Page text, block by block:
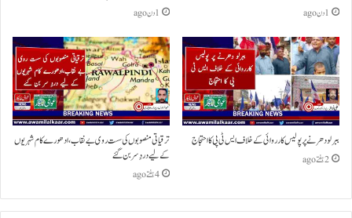
1 دن ago 1 دن ago
ببرلو دھرنے پر پولیس کارروائی کے خلاف ایس ٹی پی کا احتجاج
2 ہفتے ago
ترقیاتی منصوبوں کی سست روی بے نقاب،ادھورے کام شہریوں
کے لیے دردِ سر بن گئے
4 ہفتے ago